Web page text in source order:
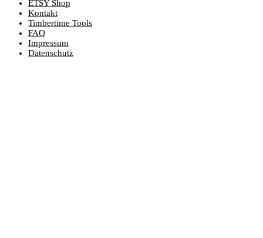
ETSY Shop
Kontakt
Timbertime Tools
FAQ
Impressum
Datenschutz